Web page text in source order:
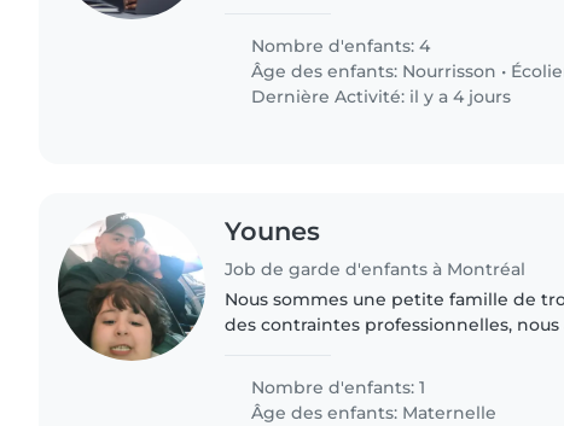
pendant..
Nombre d'enfants: 4
Âge des enfants: Nourrisson •
Dernière Activité: il y a 4 jours
Younes
Job de garde d'enfants à Montréal
Nous sommes une petite famille de
des contraintes professionnelles,
(5 min de chez..
Nombre d'enfants: 1
Âge des enfants: Maternelle